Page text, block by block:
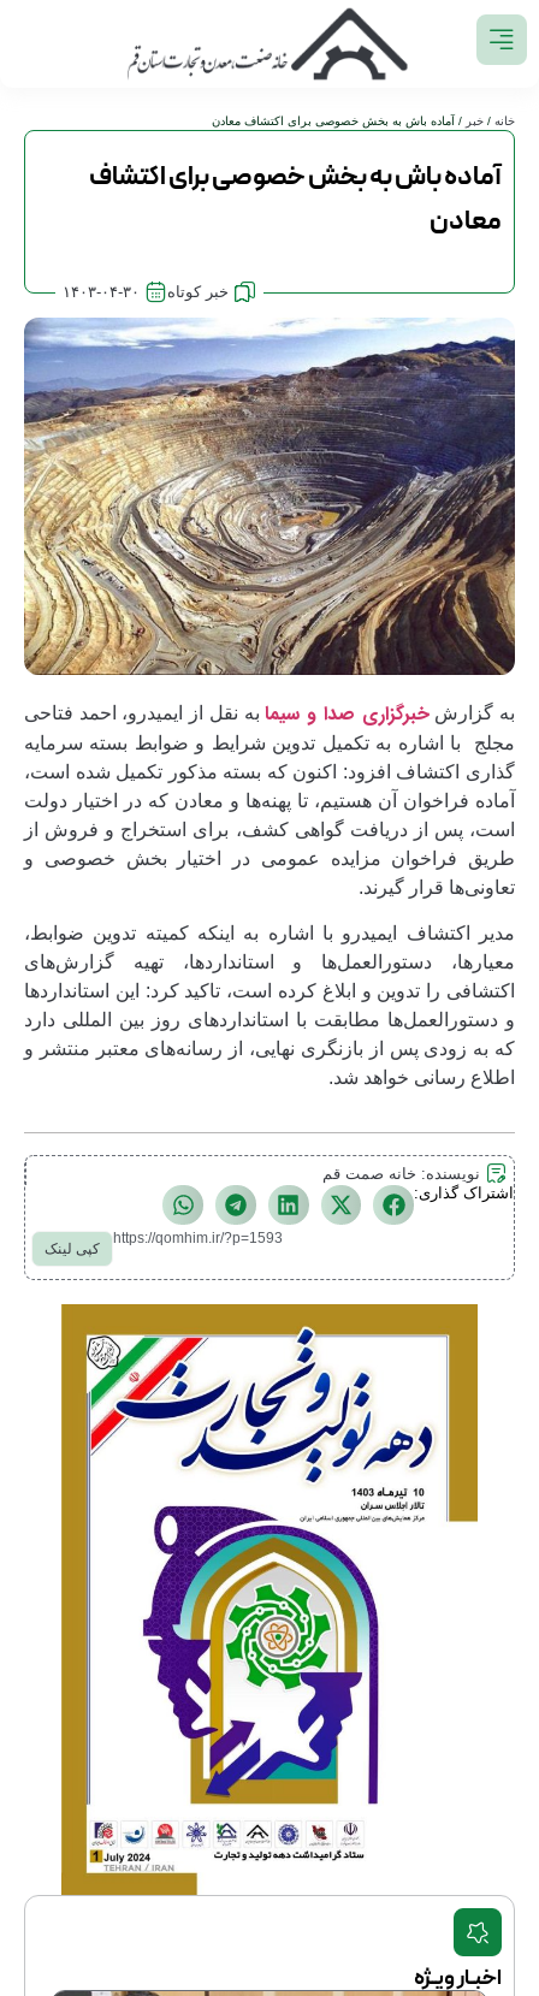
خانه / خبر / آماده باش به بخش خصوصی برای اکتشاف معادن
آماده باش به بخش خصوصی برای اکتشاف
معادن
خبر کوتاه ۱۴۰۳-۰۴-۳۰
به گزارشخبرگزاری صدا و سیمابه نقل از ایمیدرو، احمد فتاحی
مجلج با اشاره به تکمیل تدوین شرایط و ضوابط بسته سرمایه
گذاری اکتشاف افزود: اکنون که بسته مذکور تکمیل شده است،
آماده فراخوان آن هستیم، تا پهنه‌ها و معادن که در اختیار دولت
است، پس از دریافت گواهی کشف، برای استخراج و فروش از
طریق فراخوان مزایده عمومی در اختیار بخش خصوصی و
تعاونی‌ها قرار گیرند.
مدیر اکتشاف ایمیدرو با اشاره به اینکه کمیته تدوین ضوابط،
معیارها، دستورالعمل‌ها و استانداردها، تهیه گزارش‌های
اکتشافی را تدوین و ابلاغ کرده است، تاکید کرد: این استاندارد‌ها
و دستورالعمل‌ها مطابقت با استاندارد‌های روز بین المللی دارد
که به زودی پس از بازنگری نهایی، از رسانه‌های معتبر منتشر و
اطلاع رسانی خواهد شد.
نویسنده: خانه صمت قم
اشتراک گذاری:
کپی لینک
https://qomhim.ir/?p=1593
اخبـار ویـژه